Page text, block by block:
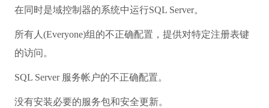
在同时是域控制器的系统中运行SQL Server。
所有人(Everyone)组的不正确配置，提供对特定注册表键
的访问。
SQL Server 服务帐户的不正确配置。
没有安装必要的服务包和安全更新。